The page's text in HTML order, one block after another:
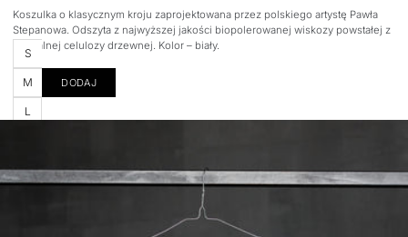
Koszulka o klasycznym kroju zaprojektowana przez polskiego artystę Pawła
Stepanowa. Odszyta z najwyższej jakości biopolerowanej wiskozy powstałej z
naturalnej celulozy drzewnej. Kolor – biały.
Rozmiar
S
M
L
DODAJ